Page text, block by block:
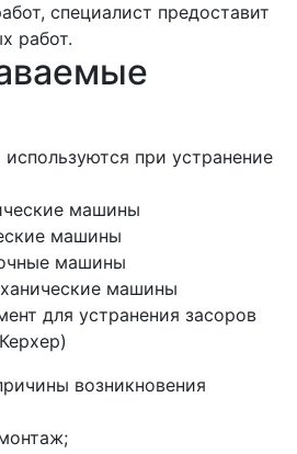
специалист предоставит
работ.
при устранение
машины
машины
машины
машины
для устранения засоров
возникновения